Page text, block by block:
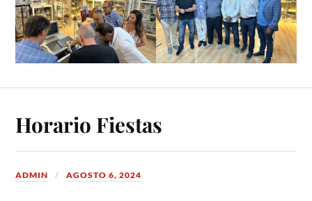
Horario Fiestas
ADMIN AGOSTO 6, 2024